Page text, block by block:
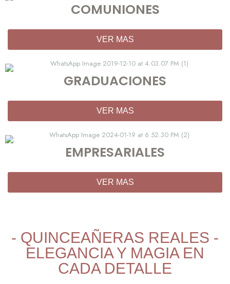
COMUNIONES
VER MAS
GRADUACIONES
VER MAS
EMPRESARIALES
VER MAS
- QUINCEAÑERAS REALES -
ELEGANCIA Y MAGIA EN
CADA DETALLE